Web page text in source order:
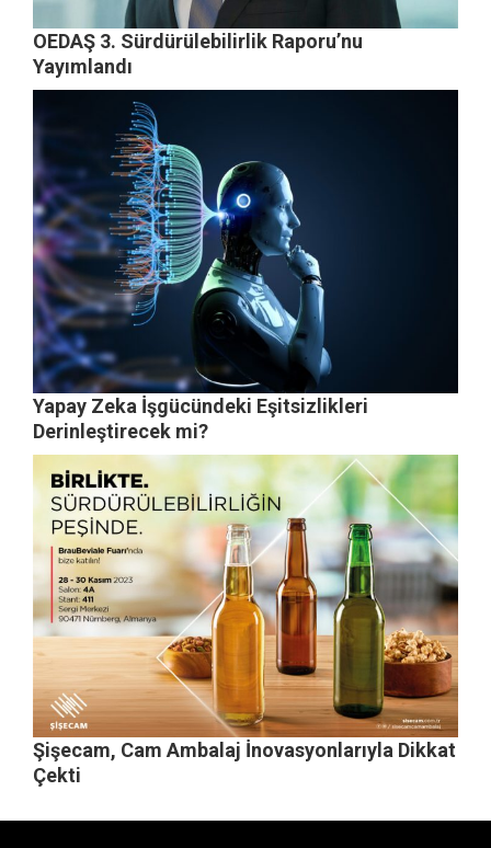
OEDAŞ 3. Sürdürülebilirlik Raporu’nu
Yayımlandı
Yapay Zeka İşgücündeki Eşitsizlikleri
Derinleştirecek mi?
Şişecam, Cam Ambalaj İnovasyonlarıyla Dikkat
Çekti